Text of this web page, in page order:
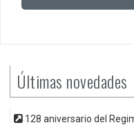
Últimas novedades
128 aniversario del